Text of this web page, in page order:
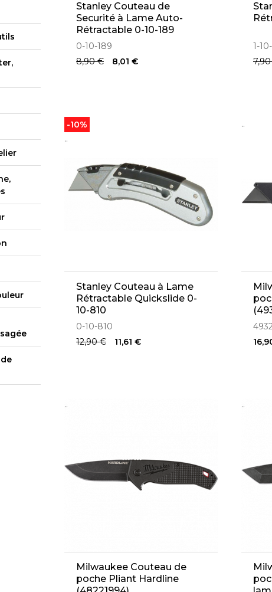
Stanley Couteau de
Securité à Lame Auto-
Rétractable 0-10-189
0-10-189
8,90 €
8,01 €
1-
..
Stanley Couteau à Lame
Rétractable Quickslide 0-
10-810
0-10-810
12,90 €
-10%
11,61 €
..
..
Milwaukee Couteau de
poche Pliant Hardline
..